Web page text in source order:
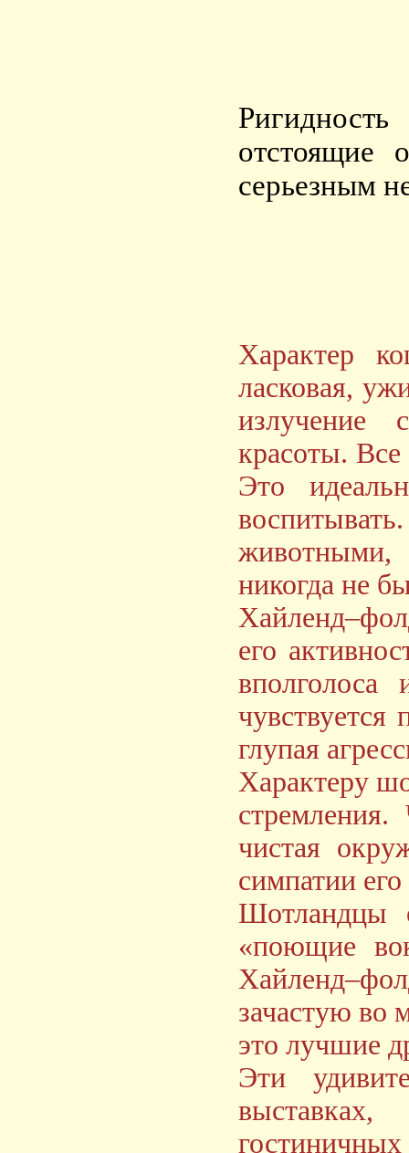
отстоящие
серьезным
Характер
ласковая,
излучение
красоты.
Это
животными,
никогда не
его
чувствуется
глупая
Характеру
чистая
симпатии его
Шотландцы
«поющие
зачастую во
это лучшие
Эти
гостиничных